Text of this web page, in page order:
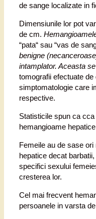
de sange localizate in
Dimensiunile lor pot
de cm.
“pata“ sau “vas de
benigne
intamplator. Aceasta
tomografii efectuate
simptomatologie care
respective.
Statisticile spun ca
hemangioame hepatice
Femeile au de sase
hepatice decat
specifici sexului
cresterea lor.
Cel mai frecvent
persoanele in varsta